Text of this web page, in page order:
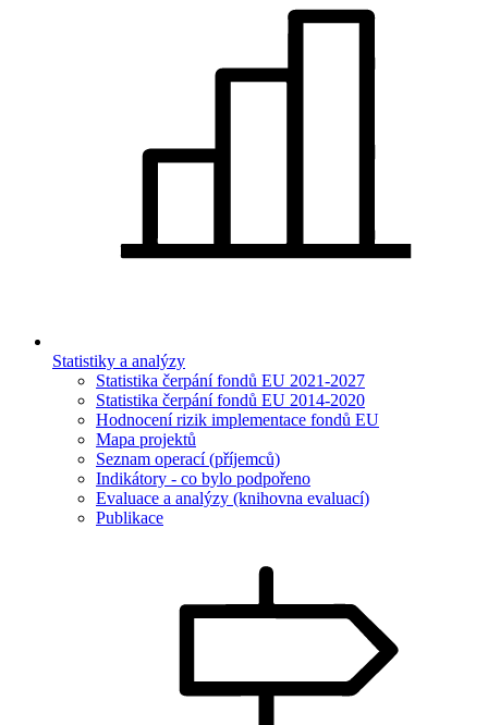
Statistiky a analýzy
Statistika čerpání fondů EU 2021-2027
Statistika čerpání fondů EU 2014-2020
Hodnocení rizik implementace fondů EU
Mapa projektů
Seznam operací (příjemců)
Indikátory - co bylo podpořeno
Evaluace a analýzy (knihovna evaluací)
Publikace